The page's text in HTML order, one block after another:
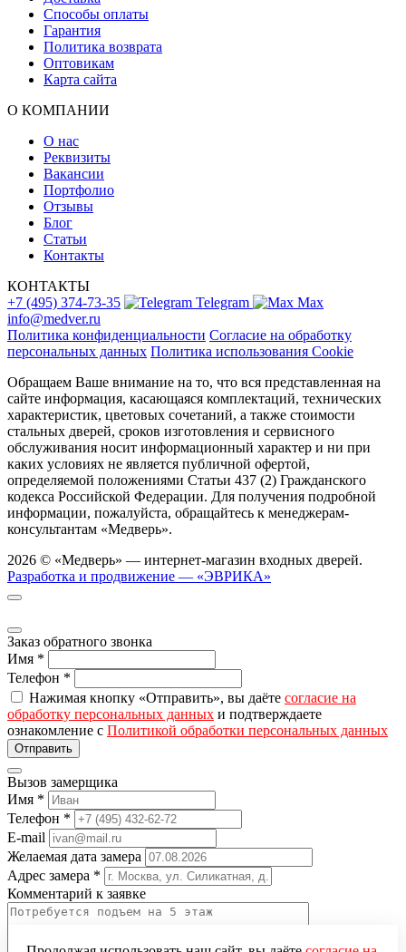
Способы оплаты
Гарантия
Политика возврата
Оптовикам
Карта сайта
О КОМПАНИИ
О нас
Реквизиты
Вакансии
Портфолио
Отзывы
Блог
Статьи
Контакты
КОНТАКТЫ
+7 (495) 374-73-35
Telegram
Max
info@medver.ru
Политика конфиденциальности Согласие на обработку
персональных данных Политика использования Cookie
Обращаем Ваше внимание на то, что вся представленная на
сайте информация, касающаяся комплектаций, технических
характеристик, цветовых сочетаний, а также стоимости
стальных дверей, сроков изготовления и сервисного
обслуживания носит информационный характер и ни при
каких условиях не является публичной офертой,
определяемой положениями Статьи 437 (2) Гражданского
кодекса Российской Федерации. Для получения подробной
информации, пожалуйста, обращайтесь к менеджерам-
консультантам «Медверь».
2026 © «Медверь» — интернет-магазин входных дверей.
Разработка и продвижение — «ЭВРИКА»
Заказ обратного звонка
Имя *
Телефон *
Нажимая кнопку «Отправить», вы даёте согласие на
обработку персональных данных и подтверждаете
ознакомление с Политикой обработки персональных данных
Вызов замерщика
Имя *
Телефон *
E-mail
Желаемая дата замера
Адрес замера *
Комментарий к заявке